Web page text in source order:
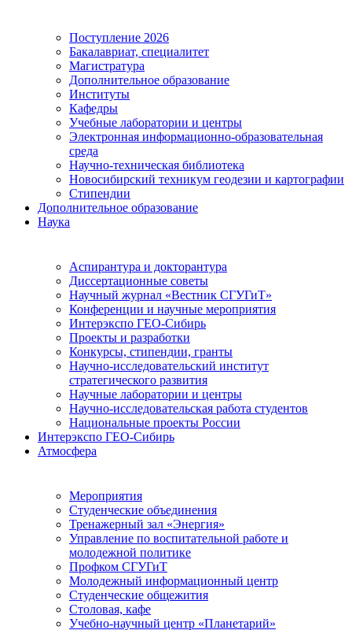
Поступление 2026
Бакалавриат, специалитет
Магистратура
Дополнительное образование
Институты
Кафедры
Учебные лаборатории и центры
Электронная информационно-образовательная
среда
Научно-техническая библиотека
Новосибирский техникум геодезии и картографии
Стипендии
Дополнительное образование
Наука
Аспирантура и докторантура
Диссертационные советы
Научный журнал «Вестник СГУГиТ»
Конференции и научные мероприятия
Интерэкспо ГЕО-Сибирь
Проекты и разработки
Конкурсы, стипендии, гранты
Научно-исследовательский институт
стратегического развития
Научные лаборатории и центры
Научно-исследовательская работа студентов
Национальные проекты России
Интерэкспо ГЕО-Сибирь
Атмосфера
Мероприятия
Студенческие объединения
Тренажерный зал «Энергия»
Управление по воспитательной работе и
молодежной политике
Профком СГУГиТ
Молодежный информационный центр
Студенческие общежития
Столовая, кафе
Учебно-научный центр «Планетарий»